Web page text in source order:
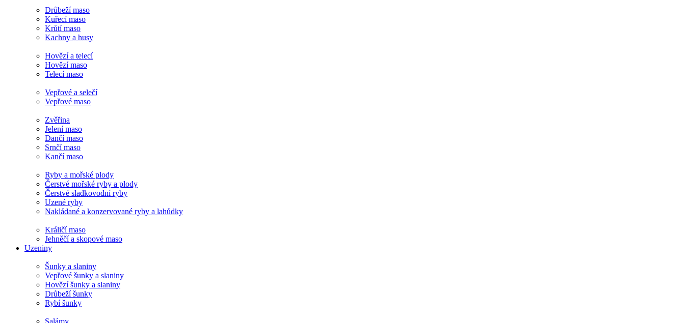
Drůbeží maso
Kuřecí maso
Krůtí maso
Kachny a husy
Hovězí a telecí
Hovězí maso
Telecí maso
Vepřové a selečí
Vepřové maso
Zvěřina
Jelení maso
Dančí maso
Srnčí maso
Kančí maso
Ryby a mořské plody
Čerstvé mořské ryby a plody
Čerstvé sladkovodní ryby
Uzené ryby
Nakládané a konzervované ryby a lahůdky
Králičí maso
Jehněčí a skopové maso
Uzeniny
Šunky a slaniny
Vepřové šunky a slaniny
Hovězí šunky a slaniny
Drůbeží šunky
Rybí šunky
Salámy